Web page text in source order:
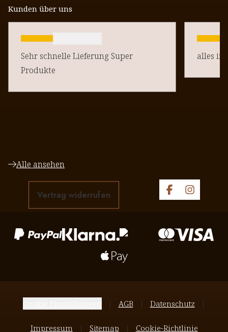
Kunden über uns
Sehr schnelle Lieferung Super
Produkte
alles in
Alle ansehen
Vertrag widerrufen
AGB Datenschutz
Impressum Sitemap Cookie-Richtlinie